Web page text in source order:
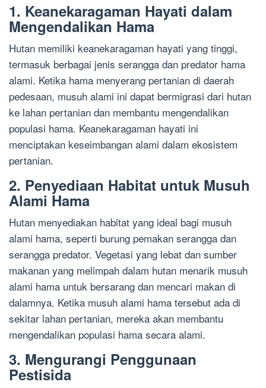
1. Keanekaragaman Hayati dalam
Mengendalikan Hama
Hutan memiliki keanekaragaman hayati yang tinggi,
termasuk berbagai jenis serangga dan predator hama
alami. Ketika hama menyerang pertanian di daerah
pedesaan, musuh alami ini dapat bermigrasi dari hutan
ke lahan pertanian dan membantu mengendalikan
populasi hama. Keanekaragaman hayati ini
menciptakan keseimbangan alami dalam ekosistem
pertanian.
2. Penyediaan Habitat untuk Musuh
Alami Hama
Hutan menyediakan habitat yang ideal bagi musuh
alami hama, seperti burung pemakan serangga dan
serangga predator. Vegetasi yang lebat dan sumber
makanan yang melimpah dalam hutan menarik musuh
alami hama untuk bersarang dan mencari makan di
dalamnya. Ketika musuh alami hama tersebut ada di
sekitar lahan pertanian, mereka akan membantu
mengendalikan populasi hama secara alami.
3. Mengurangi Penggunaan
Pestisida